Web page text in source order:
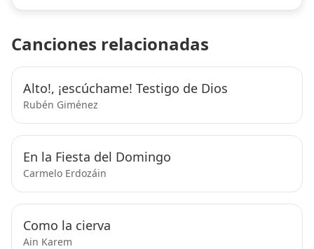
Canciones relacionadas
Alto!, ¡escúchame! Testigo de Dios
Rubén Giménez
En la Fiesta del Domingo
Carmelo Erdozáin
Como la cierva
Ain Karem